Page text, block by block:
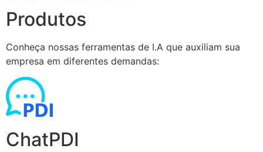
Produtos
Conheça nossas ferramentas de I.A que auxiliam sua
empresa em diferentes demandas:
ChatPDI